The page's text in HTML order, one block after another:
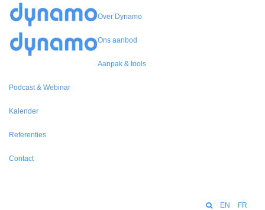
Over Dynamo
Ons aanbod
Aanpak & tools
Podcast & Webinar
Kalender
Referenties
Contact
EN FR